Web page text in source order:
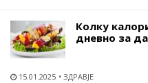
Колку
дневно за
15.01.2025 ЗДРАВЈЕ